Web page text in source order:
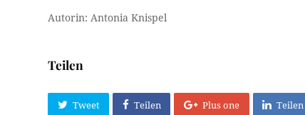
Autorin: Antonia Knispel
Teilen
Tweet Teilen Plus one Teilen